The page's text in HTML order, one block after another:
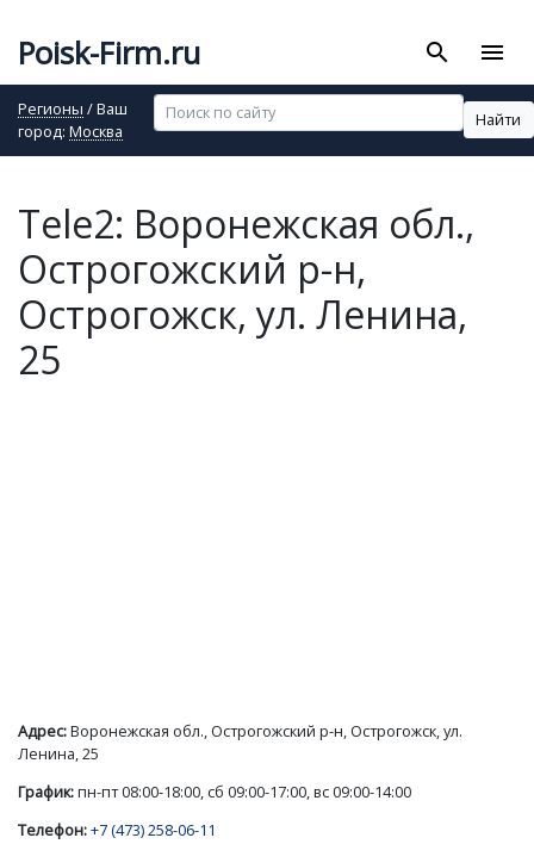
Poisk-Firm.ru search menu
Регионы / Ваш
город: Москва
Найти
Tele2: Воронежская обл.,
Острогожский р-н,
Острогожск, ул. Ленина,
25
Адрес:Воронежская обл., Острогожский р-н, Острогожск, ул.
Ленина, 25
График:пн-пт 08:00-18:00, сб 09:00-17:00, вс 09:00-14:00
Телефон:+7 (473) 258-06-11